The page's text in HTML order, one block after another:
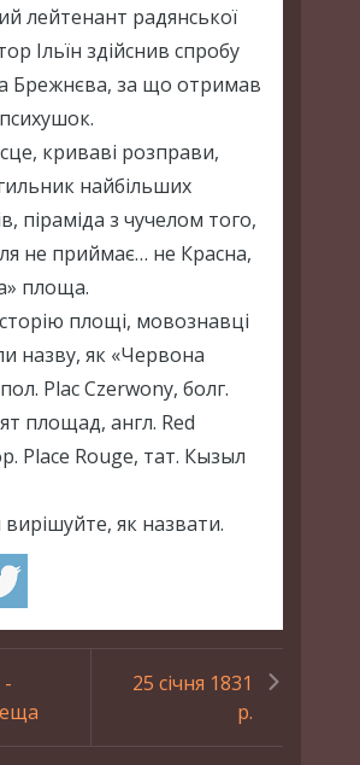
лейтенант радянської
Ільїн здійснив спробу
Брежнєва, за що отримав
криваві розправи,
найбільших
піраміда з чучелом того,
не приймає… не Красна,
площа.
площі, мовознавці
назву, як «Червона
Plac Czerwony, болг.
площад, англ. Red
Place Rouge, тат. Кызыл
вирішуйте, як назвати.
-
25 січня 1831
р.